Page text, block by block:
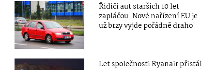
Řidiči aut starších 10 let
zapláčou. Nové nařízení EU je
už brzy vyjde pořádně draho
Let společnosti Ryanair přistál